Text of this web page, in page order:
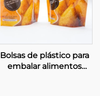
Bolsas de plástico para
embalar alimentos